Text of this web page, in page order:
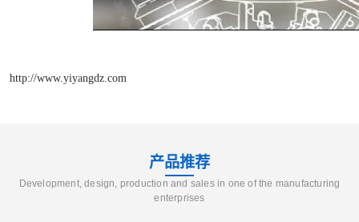
http://www.yiyangdz.com
产品推荐
Development, design, production and sales in one of the manufacturing
enterprises